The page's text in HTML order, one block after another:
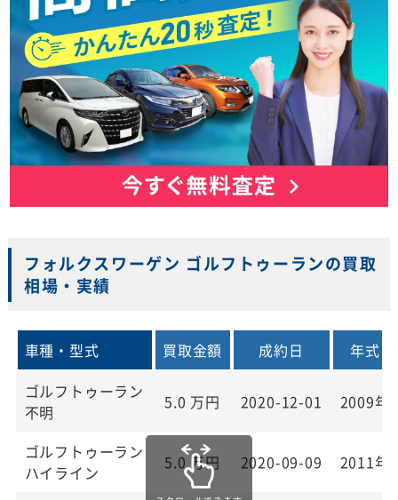
フォルクスワーゲン ゴルフトゥーランの買取
相場・実績
車種・型式 買取金額 成約日
年式
ゴルフトゥーラン
不明
5.0 万円 2020-12-01 2009年
ゴルフトゥーラン
ハイライン
5.0万円 2020-09-09 2011年